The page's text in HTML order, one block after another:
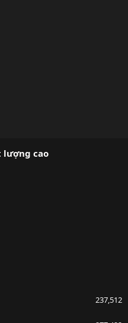
lượng cao
237,512